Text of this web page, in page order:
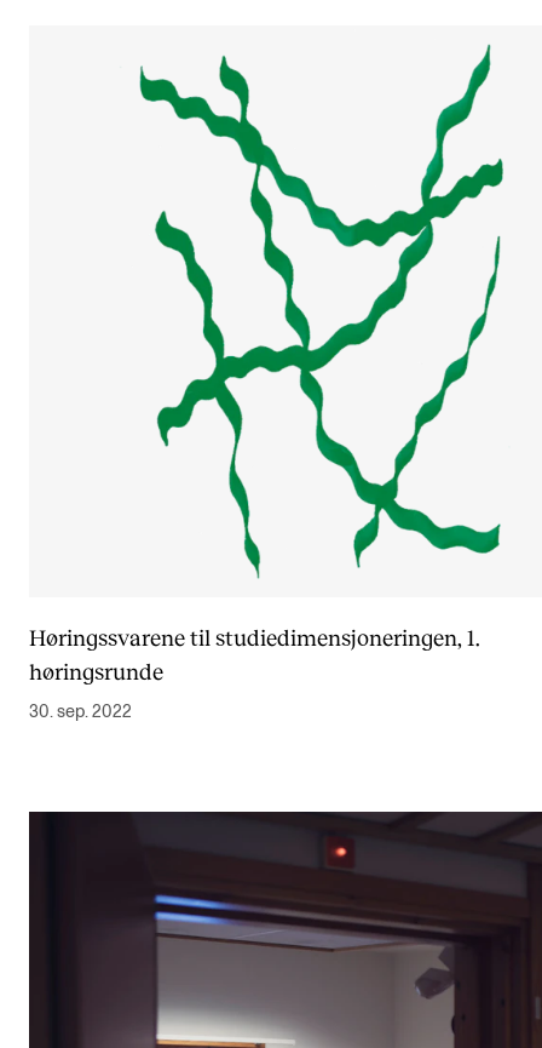
Høringssvarene til studiedimensjoneringen, 1.
høringsrunde
30. sep. 2022